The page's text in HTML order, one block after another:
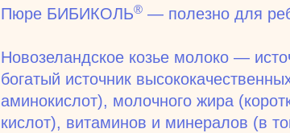
Пюре БИБИКОЛЬ® — полезно для
Новозеландское козье молоко —
богатый источник
аминокислот), молочного жира
кислот), витаминов и минералов (в